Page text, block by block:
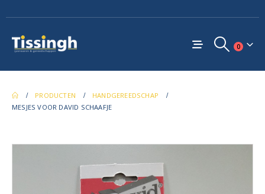
0
PRODUCTEN
HANDGEREEDSCHAP
MESJES VOOR DAVID SCHAAFJE